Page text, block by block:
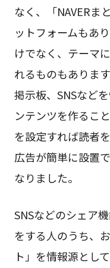
なく、「NAVERま
ットフォームもあ
けでなく、テーマ
れるものもありま
掲示板、SNSなど
ンテンツを作るこ
を設定すれば読者
広告が簡単に設置
なりました。
SNSなどのシェア
をする人のうち、
ト」を情報源とし